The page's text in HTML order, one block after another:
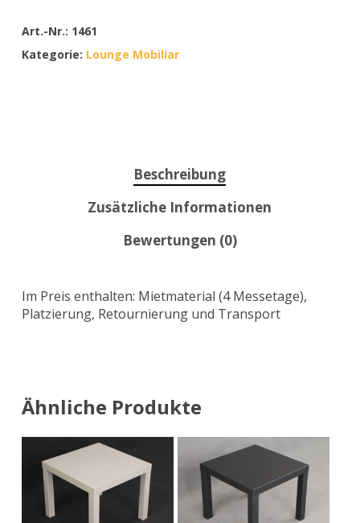
Art.-Nr.: 1461
Kategorie: Lounge Mobiliar
Beschreibung
Zusätzliche Informationen
Bewertungen (0)
Im Preis enthalten: Mietmaterial (4 Messetage),
Platzierung, Retournierung und Transport
Ähnliche Produkte